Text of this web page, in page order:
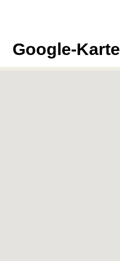
Google-Karte